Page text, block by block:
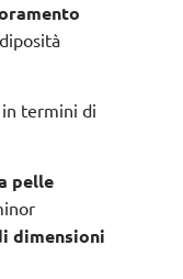
termini di
pelle
dimensioni